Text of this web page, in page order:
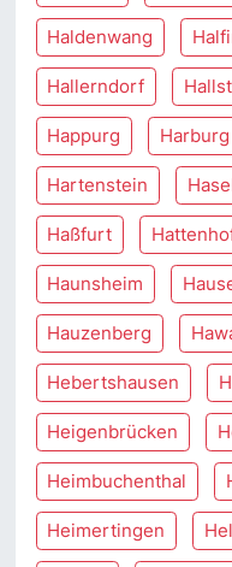
Haldenwang
Hallerndorf
Happurg Harburg
Hartenstein
Haßfurt
Haunsheim
Hauzenberg
Hebertshausen
Heigenbrücken
Heimbuchenthal
Heimertingen